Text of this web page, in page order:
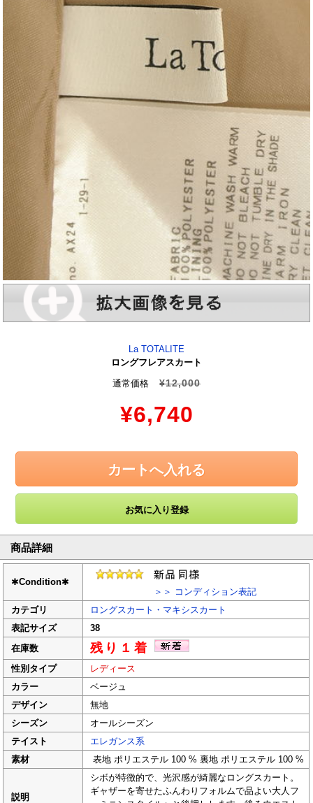
La TOTALITE
ロングフレアスカート
通常価格
¥12,000
¥6,740
カートへ入れる
商品詳細
✱Condition✱
＞＞ コンディション表記
カテゴリ
ロングスカート・マキシスカート
表記サイズ
38
在庫数
残り１着
性別タイプ
レディース
カラー
ベージュ
デザイン
無地
シーズン
オールシーズン
テイスト
エレガンス系
素材
表地 ポリエステル 100 % 裏地 ポリエステル 100 %
説明
シボが特徴的で、光沢感が綺麗なロングスカート。
ギャザーを寄せたふんわりフォルムで品よい大人フ